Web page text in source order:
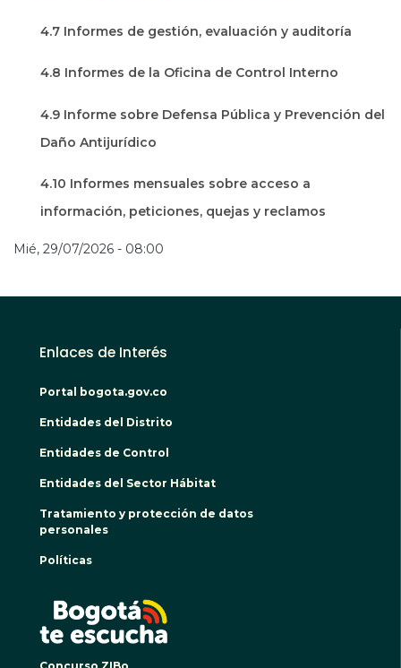
4.7 Informes de gestión, evaluación y auditoría
4.8 Informes de la Oficina de Control Interno
4.9 Informe sobre Defensa Pública y Prevención del
Daño Antijurídico
4.10 Informes mensuales sobre acceso a
información, peticiones, quejas y reclamos
Mié, 29/07/2026 - 08:00
Enlaces de Interés
Portal bogota.gov.co
Entidades del Distrito
Entidades de Control
Entidades del Sector Hábitat
Tratamiento y protección de datos
personales
Políticas